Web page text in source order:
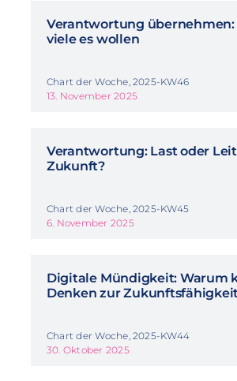
Verantwortung übernehmen:
viele es wollen
Chart der Woche, 2025-KW46
13. November 2025
Verantwortung: Last oder
Zukunft?
Chart der Woche, 2025-KW45
6. November 2025
Digitale Mündigkeit: Warum
Denken zur
Chart der Woche, 2025-KW44
30. Oktober 2025